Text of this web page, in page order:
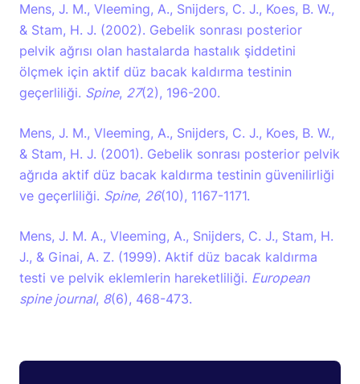
Mens, J. M., Vleeming, A., Snijders, C. J., Koes, B. W.,
& Stam, H. J. (2002). Gebelik sonrası posterior
pelvik ağrısı olan hastalarda hastalık şiddetini
ölçmek için aktif düz bacak kaldırma testinin
geçerliliği. Spine, 27(2), 196-200.
Mens, J. M., Vleeming, A., Snijders, C. J., Koes, B. W.,
& Stam, H. J. (2001). Gebelik sonrası posterior pelvik
ağrıda aktif düz bacak kaldırma testinin güvenilirliği
ve geçerliliği. Spine, 26(10), 1167-1171.
Mens, J. M. A., Vleeming, A., Snijders, C. J., Stam, H.
J., & Ginai, A. Z. (1999). Aktif düz bacak kaldırma
testi ve pelvik eklemlerin hareketliliği. European
spine journal, 8(6), 468-473.